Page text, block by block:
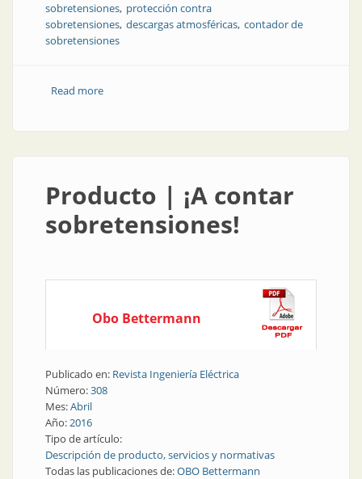
sobretensiones protección contra
sobretensiones descargas atmosféricas contador de
sobretensiones
Read moreabout Protección contra sobretensiones | ¡A contar
Producto | ¡A contar
sobretensiones!
Obo Bettermann
Publicado en: Revista Ingeniería Eléctrica
Número:308
Mes:Abril
Año:2016
Tipo de artículo:
Descripción de producto, servicios y normativas
Todas las publicaciones de:OBO Bettermann